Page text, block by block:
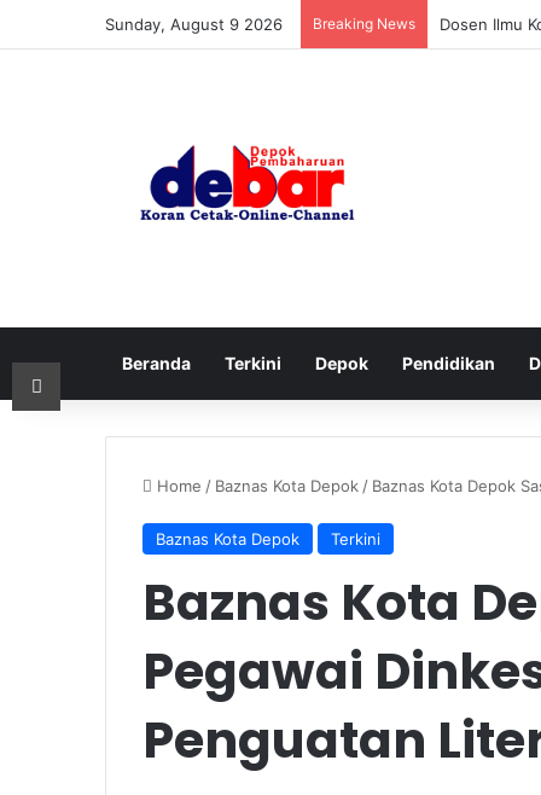
Sunday, August 9 2026 Breaking News Dosen Ilmu
Beranda Terkini Depok Pendidikan
Home / Baznas Kota Depok / Baznas Kota Depok
Baznas Kota Depok Terkini
Baznas Kota
Pegawai
Penguatan